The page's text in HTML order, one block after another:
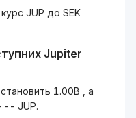
JUP до SEK
Jupiter
1.00B , а
-- JUP.